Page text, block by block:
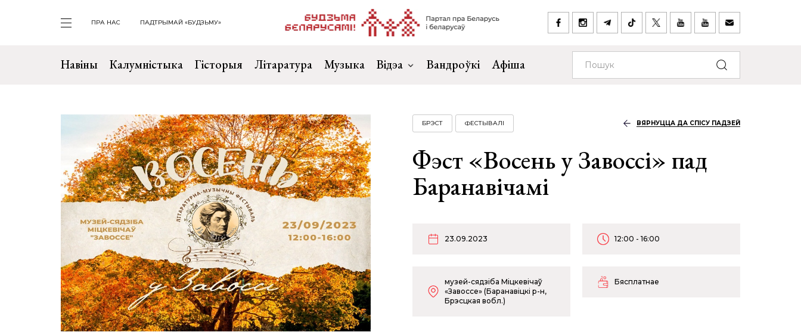
ПРА НАС ПАДТРЫМАЙ «БУДЗЬМУ»
Навіны Калумністыка Гісторыя Літаратура Музыка Відэа Вандроўкі Афіша
БРЭСТ ФЕСТЫВАЛІ ВЯРНУЦЦА ДА СПІСУ ПАДЗЕЙ
Фэст «Восень у Завоссі» пад
Баранавічамі
23.09.2023 12:00 - 16:00
музей-сядзіба Міцкевічаў
«Завоссе» (Баранавіцкі р-н,
Брэсцкая вобл.)
Бясплатнае